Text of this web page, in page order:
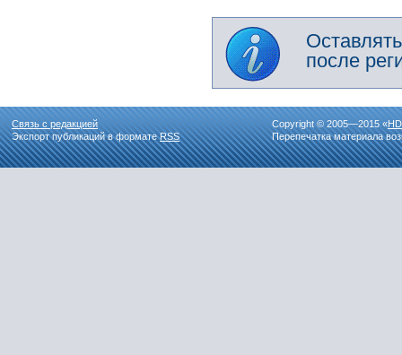
после
Связь с редакцией
Экспорт публикаций в форматеRSS
Copyright © 2005—2015 «
Перепечатка материала